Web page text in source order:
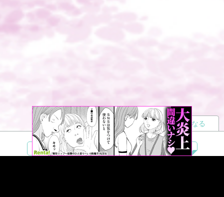
夢小説 ツイステ R18 鬼滅の刃 BL
読者になる